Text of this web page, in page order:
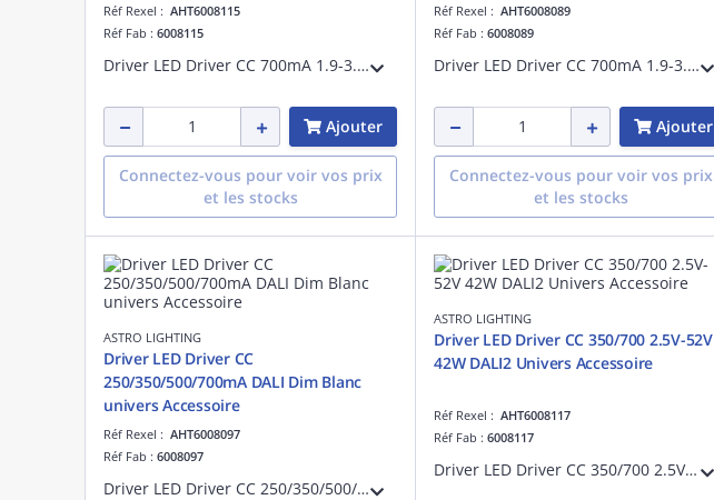
Réf Rexel : AHT6008115
Réf Fab : 6008115
Driver LED Driver CC 700mA 1.9-3.15W Blanc référence 6008115 univers Accessoire
Ajouter
Connectez-vous pour voir vos prix
et les stocks
Réf Rexel : AHT6008089
Réf Fab : 6008089
Driver LED Driver CC 700mA 1.9-3.1W référence 6008089 univers Accessoire IP20
Ajouter
Connectez-vous pour voir vos prix
et les stocks
ASTRO LIGHTING
Driver LED Driver CC
250/350/500/700mA DALI Dim Blanc
univers Accessoire
Réf Rexel : AHT6008097
Réf Fab : 6008097
Driver LED Driver CC 250/350/500/700mA DALI Dim Blanc référence 6008097 univers Accessoire
ASTRO LIGHTING
Driver LED Driver CC 350/700 2.5V-52V
42W DALI2 Univers Accessoire
Réf Rexel : AHT6008117
Réf Fab : 6008117
Driver LED Driver CC 350/700 2.5V-52V 42W DALI2 Univers Accessoire référence 6008117